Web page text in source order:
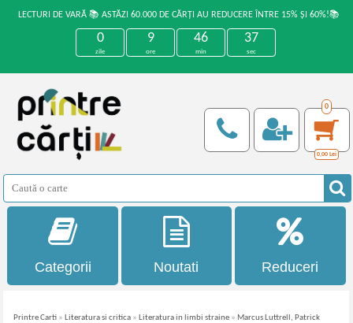
LECTURI DE VARĂ 📚 ASTĂZI 60.000 DE CĂRȚI AU REDUCERE ÎNTRE 15% ȘI 60%!📚
0
zile
9
ore
46
min
37
sec
0
0,00 Lei
Categorii Noutati Reduceri
Printre Carti » Literatura si critica » Literatura in limbi straine » Marcus Luttrell, Patrick